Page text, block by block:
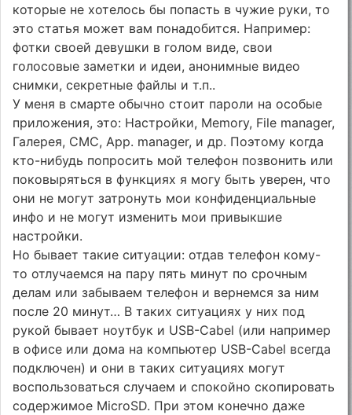
которые не хотелось бы попасть в чужие руки, то
это статья может вам понадобится. Например:
фотки своей девушки в голом виде, свои
голосовые заметки и идеи, анонимные видео
снимки, секретные файлы и т.п..
У меня в смарте обычно стоит пароли на особые
приложения, это: Настройки, Memory, File manager,
Галерея, СМС, App. manager, и др. Поэтому когда
кто-нибудь попросить мой телефон позвонить или
поковыряться в функциях я могу быть уверен, что
они не могут затронуть мои конфиденциальные
инфо и не могут изменить мои привыкшие
настройки.
Но бывает такие ситуации: отдав телефон кому-
то отлучаемся на пару пять минут по срочным
делам или забываем телефон и вернемся за ним
после 20 минут… В таких ситуациях у них под
рукой бывает ноутбук и USB-Cabel (или например
в офисе или дома на компьютер USB-Cabel всегда
подключен) и они в таких ситуациях могут
воспользоваться случаем и спокойно скопировать
содержимое MicroSD. При этом конечно даже